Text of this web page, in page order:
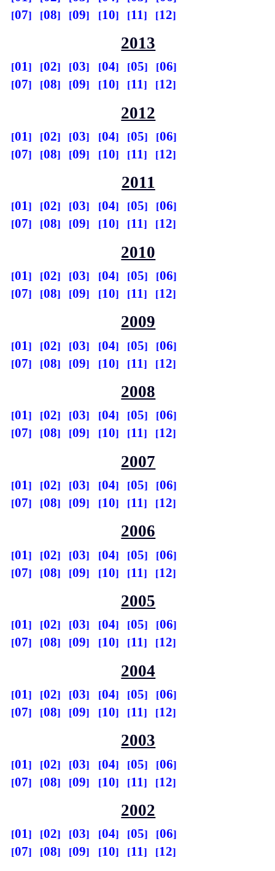
07
08 09 10 11 12
2013
01 02 03 04 05
06
07
08 09 10 11 12
2012
01 02 03 04 05
06
07
08 09 10 11 12
2011
01 02 03 04 05
06
07
08 09 10 11 12
2010
01 02 03 04 05
06
07
08 09 10 11 12
2009
01 02 03 04 05
06
07
08 09 10 11 12
2008
01 02 03 04 05
06
07
08 09 10 11 12
2007
01 02 03 04 05
06
07
08 09 10 11 12
2006
01 02 03 04 05
06
07
08 09 10 11 12
2005
01 02 03 04 05
06
07
08 09 10 11 12
2004
01 02 03 04 05
06
07
08 09 10 11 12
2003
01 02 03 04 05
06
07
08 09 10 11 12
2002
01 02 03 04 05
06
07
08 09 10 11 12